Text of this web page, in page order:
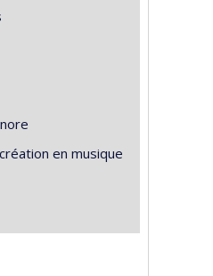
en musique